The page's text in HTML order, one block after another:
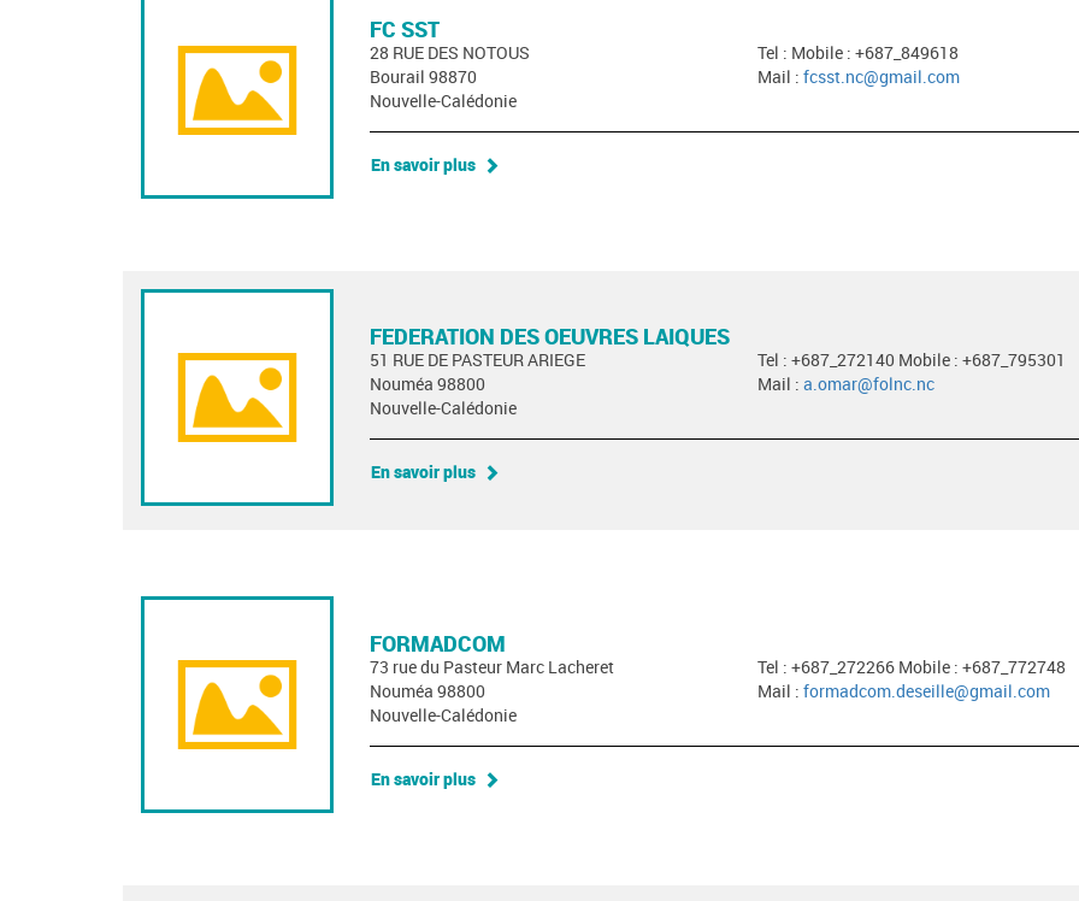
FC SST
28 RUE DES NOTOUS
Bourail 98870
Nouvelle-Calédonie
Tel : Mobile : +687_849618
Mail : fcsst.nc@gmail.com
En savoir plus
FEDERATION DES OEUVRES LAIQUES
51 RUE DE PASTEUR ARIEGE
Nouméa 98800
Nouvelle-Calédonie
Tel : +687_272140 Mobile : +687_795301
Mail : a.omar@folnc.nc
En savoir plus
FORMADCOM
73 rue du Pasteur Marc Lacheret
Nouméa 98800
Nouvelle-Calédonie
Tel : +687_272266 Mobile : +687_772748
Mail : formadcom.deseille@gmail.com
En savoir plus